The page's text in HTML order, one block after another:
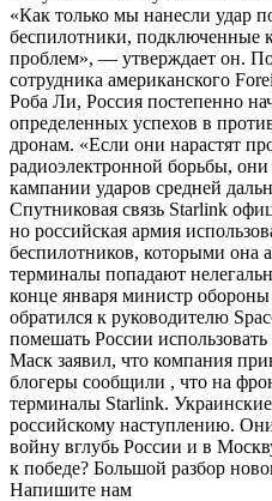
«Как только мы нанесли удар
беспилотники, подключенные
проблем», — утверждает он.
сотрудника американского
Роба Ли, Россия постепенно
определенных успехов в
дронам. «Если они нарастят
радиоэлектронной борьбы,
кампании ударов средней
Спутниковая связь Starlink
но российская армия
беспилотников, которыми она
терминалы попадают
конце января министр
обратился к руководителю
помешать России
Маск заявил, что компания
блогеры сообщили , что на
терминалы Starlink.
российскому наступлению.
войну вглубь России и в
к победе? Большой разбор
Напишите нам